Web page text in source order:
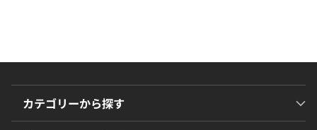
カテゴリーから探す